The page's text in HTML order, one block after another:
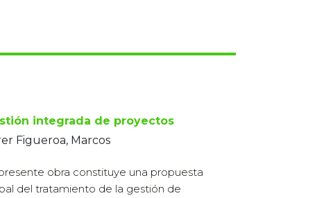
integrada de proyectos
Figueroa, Marcos
obra constituye una propuesta
del tratamiento de la gestión de